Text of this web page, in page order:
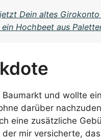
Dein altes
Hochbeet aus
und wollte
darüber
eine zusätzliche
mir versicherte,